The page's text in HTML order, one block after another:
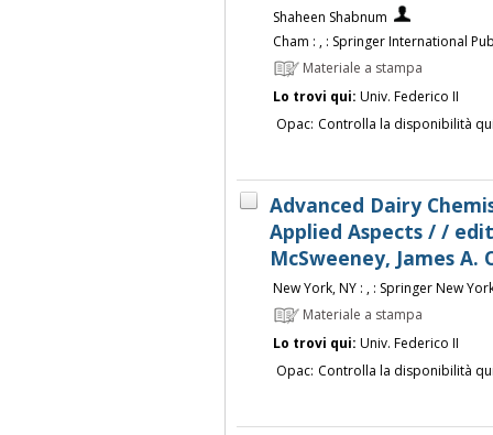
Shaheen Shabnum
Cham : , : Springer International
Materiale a stampa
Lo trovi qui: Univ. Federico II
Opac: Controlla la disponibilità
Advanced Dairy
Applied Aspects / /
McSweeney, James A.
New York, NY : , : Springer New
Materiale a stampa
Lo trovi qui: Univ. Federico II
Opac: Controlla la disponibilità